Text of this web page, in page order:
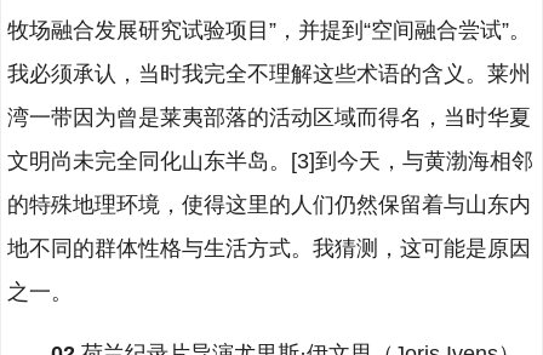
牧场融合发展研究试验项目”，并提到“空间融合尝试”。
我必须承认，当时我完全不理解这些术语的含义。莱州
湾一带因为曾是莱夷部落的活动区域而得名，当时华夏
文明尚未完全同化山东半岛。[3]到今天，与黄渤海相邻
的特殊地理环境，使得这里的人们仍然保留着与山东内
地不同的群体性格与生活方式。我猜测，这可能是原因
之一。